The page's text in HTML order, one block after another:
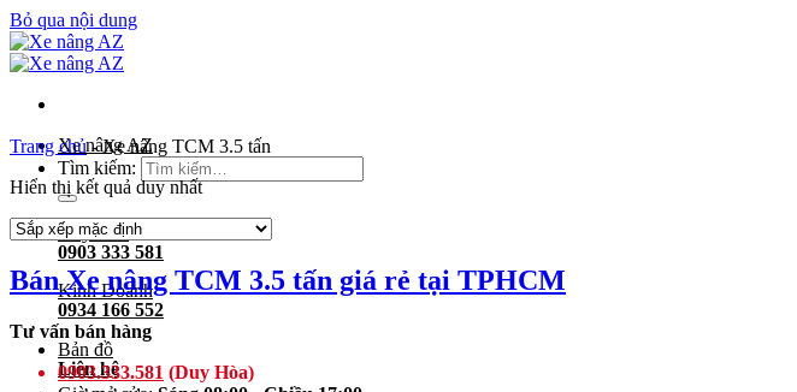
Bỏ qua nội dung
Xe nâng AZ
Tìm kiếm:
Duy Hòa
0903 333 581
Kinh Doanh
0934 166 552
Bản đồ
Liên hệ
Trang chủ-Xe nâng TCM 3.5 tấn
Hiển thị kết quả duy nhất
Bán Xe nâng TCM 3.5 tấn giá rẻ tại TPHCM
Tư vấn bán hàng
0903.333.581 (Duy Hòa)